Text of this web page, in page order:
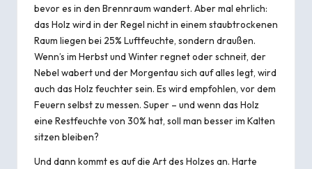
bevor es in den Brennraum wandert. Aber mal ehrlich:
das Holz wird in der Regel nicht in einem staubtrockenen
Raum liegen bei 25% Luftfeuchte, sondern draußen.
Wenn’s im Herbst und Winter regnet oder schneit, der
Nebel wabert und der Morgentau sich auf alles legt, wird
auch das Holz feuchter sein. Es wird empfohlen, vor dem
Feuern selbst zu messen. Super – und wenn das Holz
eine Restfeuchte von 30% hat, soll man besser im Kalten
sitzen bleiben?
Und dann kommt es auf die Art des Holzes an. Harte